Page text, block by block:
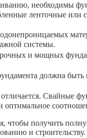
необходимы
ленточные
системы.
и мощных
должна
Свайные
чтобы получить
и строительству.